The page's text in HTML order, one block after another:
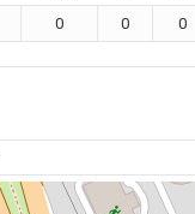
0 0 0